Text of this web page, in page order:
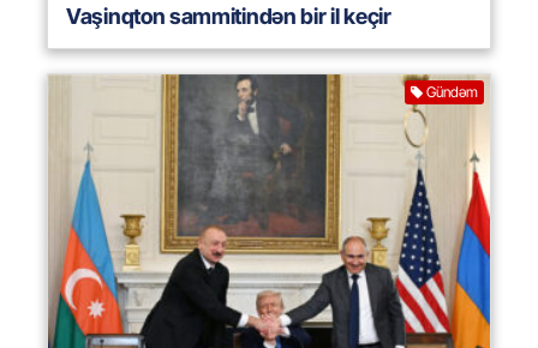
Vaşinqton sammitindən bir il keçir
Gündəm